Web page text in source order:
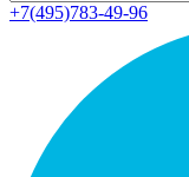
+7(495)783-49-96